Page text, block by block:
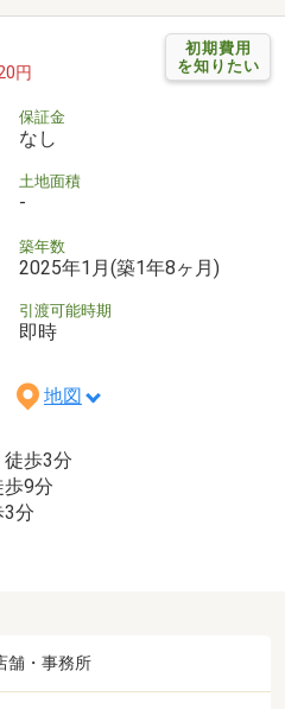
初期費用
を知りたい
円
保証金
なし
土地面積
-
築年数
2025年1月(築1年8ヶ月)
引渡可能時期
即時
地図
歩3分
9分
分
舗・事務所